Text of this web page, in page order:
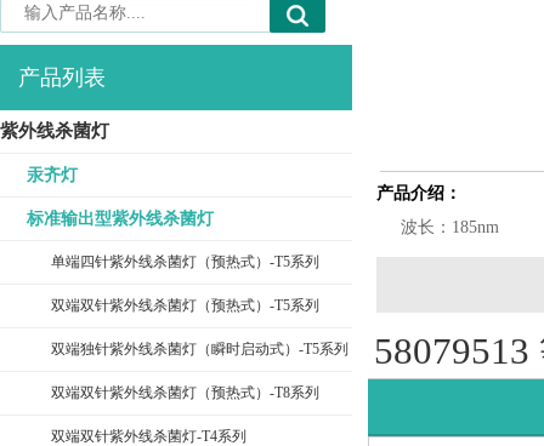
产品列表
紫外线杀菌灯
汞齐灯
标准输出型紫外线杀菌灯
单端四针紫外线杀菌灯（预热式）-T5系列
双端双针紫外线杀菌灯（预热式）-T5系列
双端独针紫外线杀菌灯（瞬时启动式）-T5系列
双端双针紫外线杀菌灯（预热式）-T8系列
双端双针紫外线杀菌灯-T4系列
产品介绍：
波长：185nm